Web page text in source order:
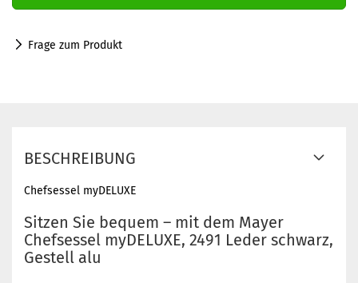
Frage zum Produkt
BESCHREIBUNG
Chefsessel myDELUXE
Sitzen Sie bequem – mit dem Mayer
Chefsessel myDELUXE, 2491 Leder schwarz,
Gestell alu